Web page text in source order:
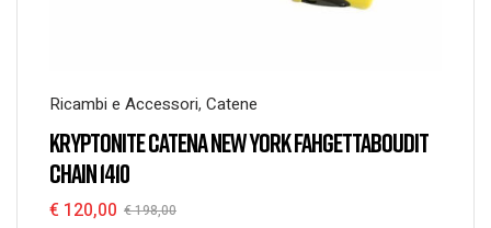
Ricambi e Accessori, Catene
KRYPTONITE CATENA NEW YORK FAHGETTABOUDIT
CHAIN 1410
€198,00
€ 120,00